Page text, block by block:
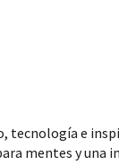
e
mentes y una